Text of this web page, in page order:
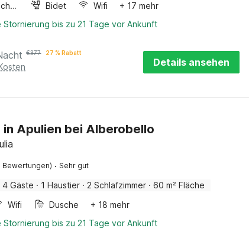
Waschmaschine
Bidet Wifi
+ 17 mehr
Stornierung bis zu 21 Tage vor Ankunft
€377 27 % Rabatt
Details ansehen
in Apulien bei Alberobello
Bewertungen) · Sehr gut
4 Gäste · 1 Haustier · 2 Schlafzimmer · 60 m² Fläche
Wifi Dusche
+ 18 mehr
Stornierung bis zu 21 Tage vor Ankunft